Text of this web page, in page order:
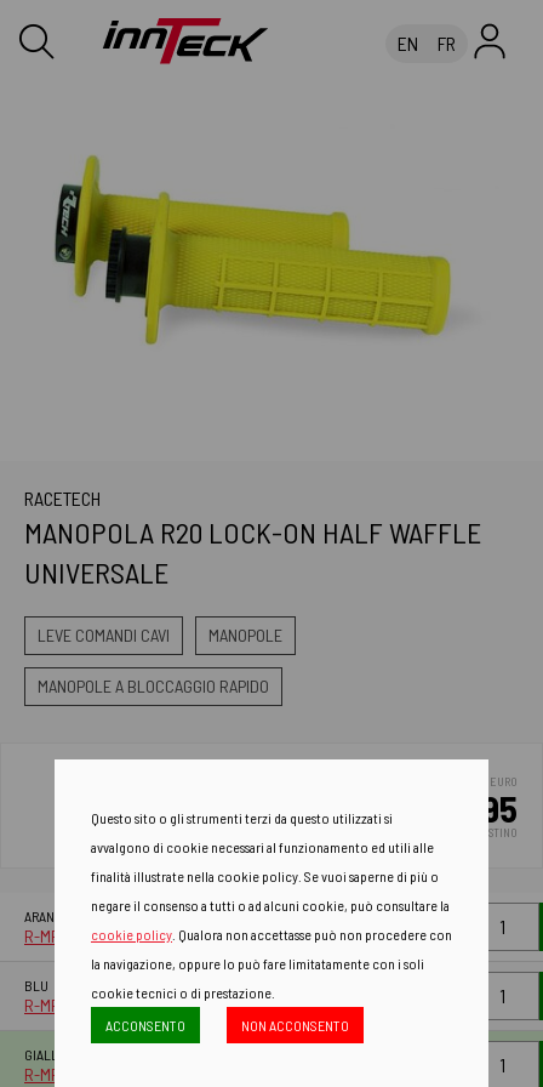
EN FR
RACETECH
MANOPOLA R20 LOCK-ON HALF WAFFLE
UNIVERSALE
LEVE COMANDI CAVI MANOPOLE
MANOPOLE A BLOCCAGGIO RAPIDO
EURO
32.95
PREZZO DI LISTINO
ARANCIONE FLUO
R-MPRAN000021
BLU
R-MPRBL000021
GIALLO FLUO
R-MPRGF000021
Questo sito o gli strumenti terzi da questo utilizzati si
avvalgono di cookie necessari al funzionamento ed utili alle
finalità illustrate nella cookie policy. Se vuoi saperne di più o
negare il consenso a tutti o ad alcuni cookie, può consultare la
cookie policy . Qualora non accettasse può non procedere con
la navigazione, oppure lo può fare limitatamente con i soli
cookie tecnici o di prestazione.
ACCONSENTO
NON ACCONSENTO